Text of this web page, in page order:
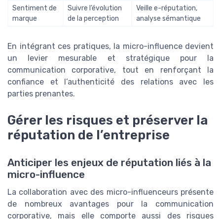
Sentiment de
marque
Suivre l’évolution
de la perception
Veille e-réputation,
analyse sémantique
En intégrant ces pratiques, la micro-influence devient
un levier mesurable et stratégique pour la
communication corporative, tout en renforçant la
confiance et l’authenticité des relations avec les
parties prenantes.
Gérer les risques et préserver la
réputation de l’entreprise
Anticiper les enjeux de réputation liés à la
micro-influence
La collaboration avec des micro-influenceurs présente
de nombreux avantages pour la communication
corporative, mais elle comporte aussi des risques